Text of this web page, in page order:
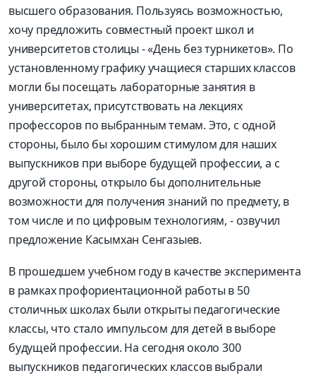
высшего образования. Пользуясь возможностью,
хочу предложить совместный проект школ и
университетов столицы - «День без турникетов». По
установленному графику учащиеся старших классов
могли бы посещать лабораторные занятия в
университетах, присутствовать на лекциях
профессоров по выбранным темам. Это, с одной
стороны, было бы хорошим стимулом для наших
выпускников при выборе будущей профессии, а с
другой стороны, открыло бы дополнительные
возможности для получения знаний по предмету, в
том числе и по цифровым технологиям, - озвучил
предложение Касымхан Сенгазыев.
В прошедшем учебном году в качестве эксперимента
в рамках профориентационной работы в 50
столичных школах были открыты педагогические
классы, что стало импульсом для детей в выборе
будущей профессии. На сегодня около 300
выпускников педагогических классов выбрали